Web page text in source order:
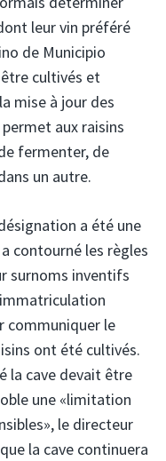
leur vin préféré
de Municipio
cultivés et
mise à jour des
aux raisins
fermenter, de
un autre.
a été une
contourné les règles
surnoms inventifs
communiquer le
ont été cultivés.
la cave devait être
une «limitation
le directeur
la cave continuera